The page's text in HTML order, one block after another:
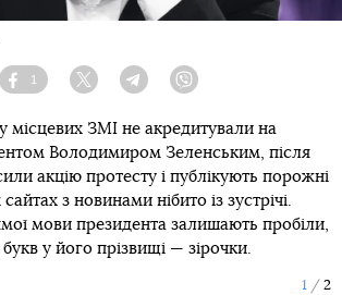
Facebook
1
Twitter TelegramViber
місцевих ЗМІ не акредитували на
Володимиром Зеленським, після
акцію протесту і публікують порожні
з новинами нібито із зустрічі.
мови президента залишають пробіли,
букв у його прізвищі — зірочки.
1 2